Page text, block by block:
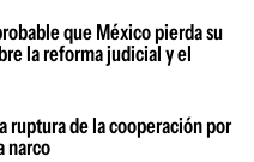
que México pierda su
la reforma judicial y el
ruptura de la cooperación por
narco